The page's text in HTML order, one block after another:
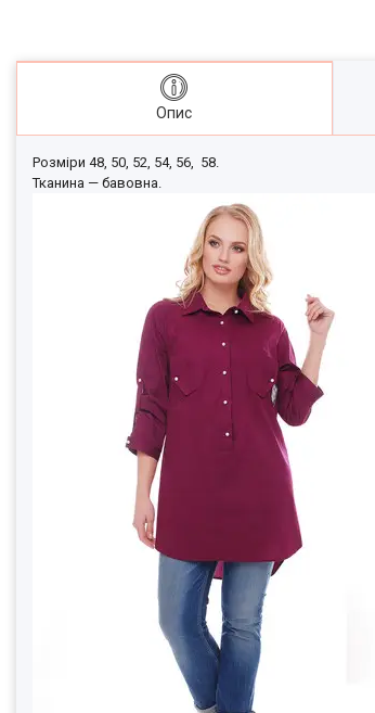
Опис
Розміри 48, 50, 52, 54, 56, 58.
Тканина — бавовна.